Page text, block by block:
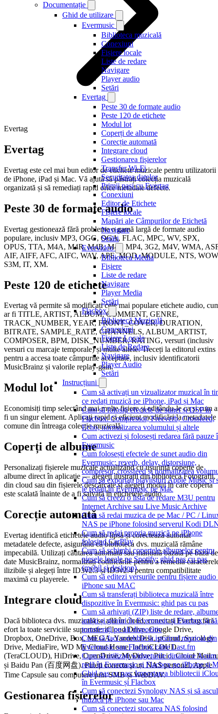
Documentație
Ghid de utilizare
Evermusic
Biblioteca muzicală
Conexiuni
Fișiere locale
Liste de redare
Navigare
Player audio
Setări
Evertag
Peste 30 de formate audio
Peste 120 de etichete
Modul lot
Coperți de albume
Corecție automată
Integrare cloud
Gestionarea fișierelor
Transfer Wi-Fi
Securitatea datelor
Primii pași cu Evertag
Conexiuni
Editor de Etichete
Fișiere locale
Mapări ale Câmpurilor de Etichetă
Navigare
Setări
Evervideo
Biblioteca Media
Fișiere
Liste de redare
Navigare
Player Media
Setări
Flacbox
Bibliotecă Muzicală
Conexiuni
Fișiere Locale
Liste de Redare
Navigare
Player Audio
Setări
Instrucțiuni
Cum să activați un vizualizator muzical în
ce redați muzică pe iPhone, iPad și Mac
Cum să folosiți efectele de sunet și DSP în
Flacbox: Compressor, Freeverb, Crossfeed,
Echo, normalizarea volumului și altele
Cum activezi și folosești redarea fără pauze
Evermusic
Cum folosești efectele de sunet audio din
Evermusic: reverb, delay, distorsiune,
compresor, crossfeed și normalizarea
Cum să exportați playlisturi Apple Music și
le redați în Evermusic pe Mac
Cum să creezi o listă de redare M3U pentru
Internet Archive sau Live Music Archive
Cum să redai muzica de pe Mac / PC /
NAS pe iPhone folosind serverul Kodi
Cum să redai propria muzică pe iPhone
folosind CarPlay
Cum să schimbi copertele albumelor pentru
piesele locale pe Spotify: ghid pas cu pas
(mobil și desktop)
Cum să editezi versurile pentru fișiere audio
iPhone sau MAC
Cum să transferați biblioteca muzicală între
dispozitive în Evermusic: ghid pas cu pas
Cum să arhivați (ZIP) liste de redare,
artiști și genuri în Evermusic și Flacbox și
transferați pe alt dispozitiv
Cum să faci scrobble la istoricul muzical din
Evermusic sau Flacbox către Last.fm
Cum să utilizați widgeturile dinamice Acum
redă în Evermusic și Flacbox pe iPhone și
Ghid pas cu pas: Importarea bibliotecii
în Evermusic și Flacbox
Cum să conectezi Synology NAS și să
muzică pe iPhone sau Mac
Cum să conectezi stocarea NAS folosind
Evertag
Evertag
Evertag este cel mai bun editor de etichete muzicale pentru utilizatorii
de iPhone, iPad și Mac. Vă ajută să păstrați colecția muzicală
organizată și să remediați rapid orice metadate defecte.
Peste 30 de formate audio
Evertag gestionează fără probleme o gamă largă de formate audio
populare, inclusiv MP3, OGG, OGA, FLAC, MPC, WV, SPX,
OPUS, TTA, M4A, M4R, M4B, M4P, MP4, 3G2, M4V, WMA,
AIF, AIFF, AFC, AIFC, WAV, APE, MOD, MODULE, NTS,
S3M, IT, XM.
Peste 120 de etichete
Evertag vă permite să modificați cele mai populare etichete audio,
ar fi TITLE, ARTIST, ALBUM, COMMENT, GENRE,
TRACK_NUMBER, YEAR, FRONT_COVER, DURATION,
BITRATE, SAMPLE_RATE, CHANNELS, ALBUM_ARTIST,
COMPOSER, BPM, DISK_NUMBER, RATING, versuri (inclusiv
versuri cu marcaje temporale) și multe altele. Treceți la editorul extins
pentru a accesa toate câmpurile acceptate, inclusiv identificatorii
MusicBrainz și valorile replay-gain.
Modul lot
Economisiți timp selectând mai multe fișiere și editându-le ca și cum
fi un singur element. Aplicați rapid și eficient modificări la metadatele
comune din întreaga colecție muzicală.
Coperți de albume
Personalizați fișierele muzicale actualizând cu ușurință coperte de
albume direct în aplicație — alegeți ilustrații din biblioteca Fotografii,
din cloud sau din fișierele descărcate și alegeți modul în care coperta
este scalată înainte de a fi salvată în etichetele audio.
Corecție automată
Evertag identifică etichetele audio lipsă și corectează automat
metadatele defecte, asigurând că biblioteca dvs. muzicală rămâne
impecabilă. Utilizați căutarea automată sau manuală bazată pe baza de
date MusicBrainz, normalizați codificările pentru a remedia
ilizibile și alegeți între ID3v2.3 și ID3v2.4 pentru compatibilitate
maximă cu playerele.
Integrare cloud
Dacă biblioteca dvs. muzicală se află în cloud, conectați Evertag fără
efort la toate serviciile suportate: iCloud Drive, Google Drive,
Dropbox, OneDrive, Box, MEGA, Yandex.Disk, pCloud, Synology
Drive, MediaFire, WD My Cloud Home, InfiniCLOUD
(TeraCLOUD), HiDrive, OpenDrive, MyDrive, Put.io, Cloud
și Baidu Pan (百度网盘). Puteți conecta și un NAS personal, Apple
Time Capsule sau computere prin SMB și WebDAV.
Gestionarea fișierelor